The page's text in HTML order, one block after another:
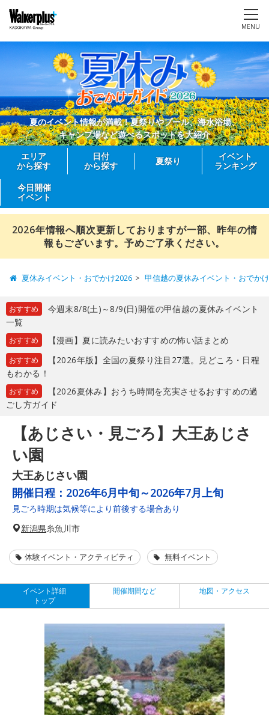
MENU
夏のイベント情報が満載！夏祭りやプール、海水浴場、
キャンプ場など遊べるスポットを大紹介
エリア
から探す
日付
から探す
夏祭り
イベント
ランキング
今日開催
イベント
2026年情報へ順次更新しておりますが一部、昨年の情
報もございます。予めご了承ください。
夏休みイベント・おでかけ2026 甲信越の夏休みイベント・おでか
おすすめ
今週末8/8(土)～8/9(日)開催の甲信越の夏休みイベント
一覧
おすすめ 【漫画】夏に読みたいおすすめの怖い話まとめ
おすすめ
【2026年版】全国の夏祭り注目27選。見どころ・日程
もわかる！
おすすめ
【2026夏休み】おうち時間を充実させるおすすめの過
ごし方ガイド
【あじさい・見ごろ】大王あじさ
い園
大王あじさい園
開催日程： 2026年6月中旬～2026年7月上旬
見ごろ時期は気候等により前後する場合あり
新潟県糸魚川市
体験イベント・アクティビティ 無料イベント
イベント詳細
トップ
開催期間など 地図・アクセス